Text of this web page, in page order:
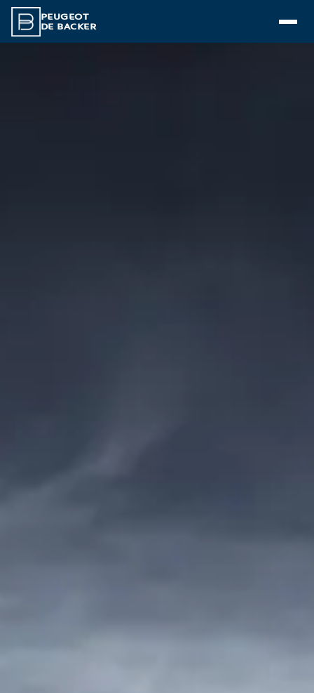
PEUGEOT
DE BACKER